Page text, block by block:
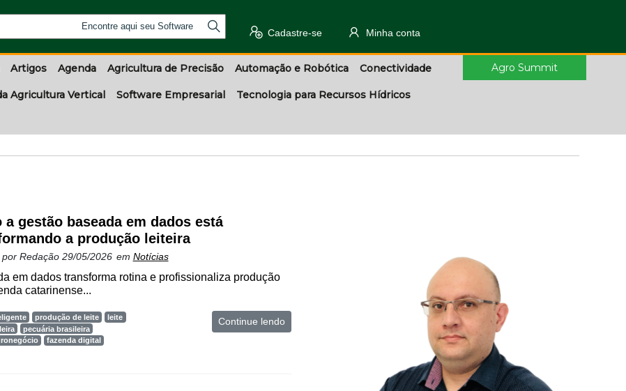
Encontre aqui seu Software
Cadastre-se Minha conta
Artigos Agenda Agricultura de Precisão Automação e Robótica Conectividade
Agricultura Vertical Software Empresarial Tecnologia para Recursos Hídricos
Agro Summit
a gestão baseada em dados está
a produção leiteira
por Redação 29/05/2026 em Notícias
em dados transforma rotina e profissionaliza produção
catarinense...
produção de leite
leite
pecuária brasileira
fazenda digital
Continue lendo